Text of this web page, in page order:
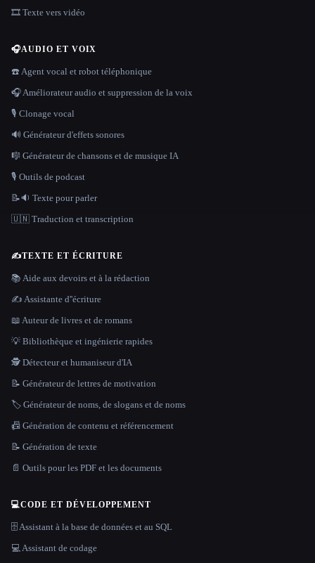
🎞️ Texte vers vidéo
🎧AUDIO ET VOIX
☎️ Agent vocal et robot téléphonique
🎧 Améliorateur audio et suppression de la voix
🎙️ Clonage vocal
🔊 Générateur d'effets sonores
🎼 Générateur de chansons et de musique IA
🎙️ Outils de podcast
📝🔉 Texte pour parler
🇺🇳 Traduction et transcription
✍️TEXTE ET ÉCRITURE
📚 Aide aux devoirs et à la rédaction
✍️ Assistante d''écriture
📖 Auteur de livres et de romans
💡 Bibliothèque et ingénierie rapides
🕵️ Détecteur et humaniseur d'IA
📝 Générateur de lettres de motivation
🏷️ Générateur de noms, de slogans et de noms
📠 Génération de contenu et référencement
📝 Génération de texte
📄 Outils pour les PDF et les documents
💻CODE ET DÉVELOPPEMENT
🗄️ Assistant à la base de données et au SQL
💻 Assistant de codage